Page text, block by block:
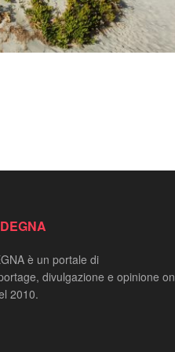
è un portale di
divulgazione e opinione on
2010.